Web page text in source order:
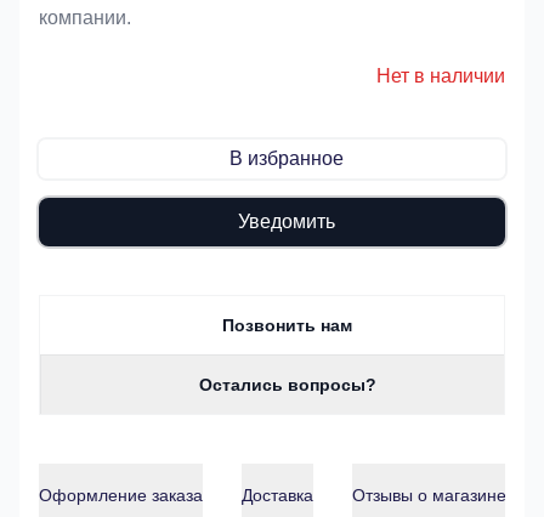
компании.
Нет в наличии
В избранное
Уведомить
Позвонить нам
Остались вопросы?
Оформление заказа Доставка Отзывы о магазине